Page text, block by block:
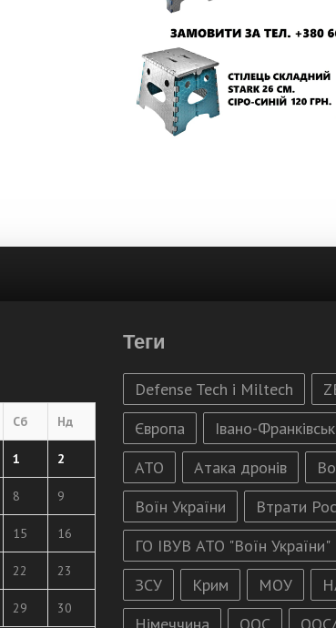
Сб Нд
1 2
8 9
15 16
22 23
29 30
Теги
Defense Tech і Miltech
Європа
Івано-Франківськ
АТО
Атака дронів
Воїн України
Втрати
ГО ІВУВ АТО "Воїн України"
ЗСУ
Крим МОУ